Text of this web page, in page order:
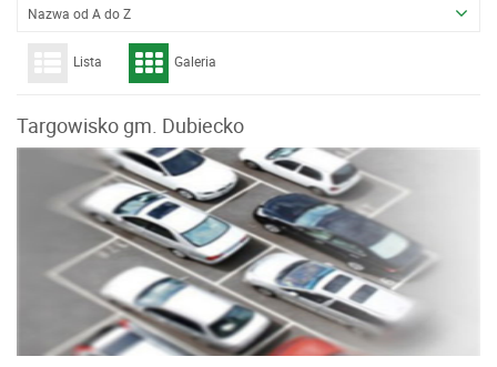
Nazwa od A do Z
Lista Galeria
Targowisko gm. Dubiecko